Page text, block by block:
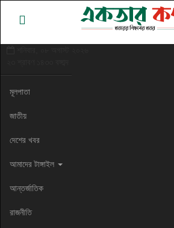
মূলপাতা
জাতীয়
দেশের খবর
আমাদের টাঙ্গাইল
আন্তর্জাতিক
রাজনীতি